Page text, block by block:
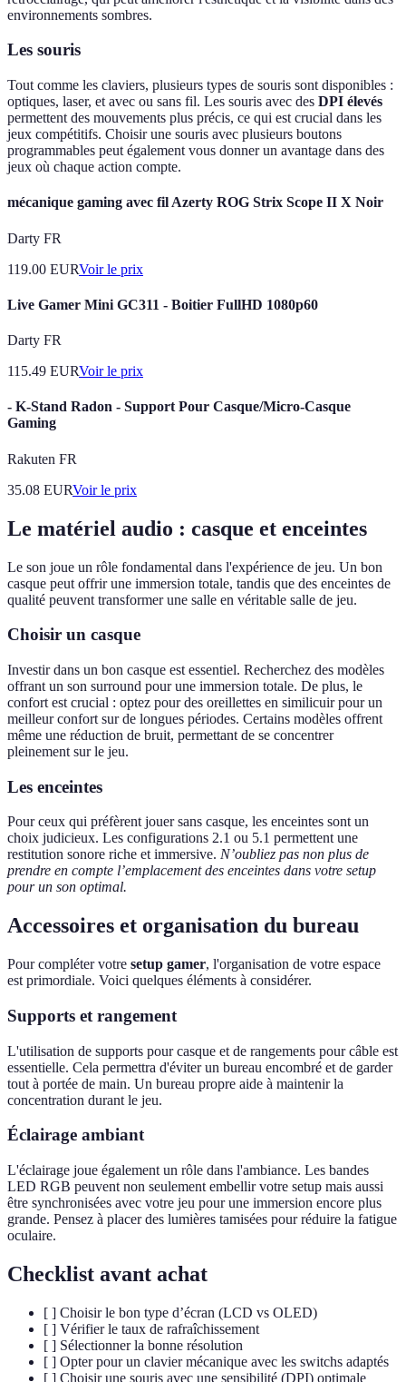
environnements sombres.
Les souris
Tout comme les claviers, plusieurs types de souris sont disponibles :
optiques, laser, et avec ou sans fil. Les souris avec des DPI élevés
permettent des mouvements plus précis, ce qui est crucial dans les
jeux compétitifs. Choisir une souris avec plusieurs boutons
programmables peut également vous donner un avantage dans des
jeux où chaque action compte.
mécanique gaming avec fil Azerty ROG Strix Scope II X Noir
Darty FR
119.00 EURVoir le prix
Live Gamer Mini GC311 - Boitier FullHD 1080p60
Darty FR
115.49 EURVoir le prix
- K-Stand Radon - Support Pour Casque/Micro-Casque
Gaming
Rakuten FR
35.08 EURVoir le prix
Le matériel audio : casque et enceintes
Le son joue un rôle fondamental dans l'expérience de jeu. Un bon
casque peut offrir une immersion totale, tandis que des enceintes de
qualité peuvent transformer une salle en véritable salle de jeu.
Choisir un casque
Investir dans un bon casque est essentiel. Recherchez des modèles
offrant un son surround pour une immersion totale. De plus, le
confort est crucial : optez pour des oreillettes en similicuir pour un
meilleur confort sur de longues périodes. Certains modèles offrent
même une réduction de bruit, permettant de se concentrer
pleinement sur le jeu.
Les enceintes
Pour ceux qui préfèrent jouer sans casque, les enceintes sont un
choix judicieux. Les configurations 2.1 ou 5.1 permettent une
restitution sonore riche et immersive. N’oubliez pas non plus de
prendre en compte l’emplacement des enceintes dans votre setup
pour un son optimal.
Accessoires et organisation du bureau
Pour compléter votre setup gamer, l'organisation de votre espace
est primordiale. Voici quelques éléments à considérer.
Supports et rangement
L'utilisation de supports pour casque et de rangements pour câble est
essentielle. Cela permettra d'éviter un bureau encombré et de garder
tout à portée de main. Un bureau propre aide à maintenir la
concentration durant le jeu.
Éclairage ambiant
L'éclairage joue également un rôle dans l'ambiance. Les bandes
LED RGB peuvent non seulement embellir votre setup mais aussi
être synchronisées avec votre jeu pour une immersion encore plus
grande. Pensez à placer des lumières tamisées pour réduire la fatigue
oculaire.
Checklist avant achat
[ ] Choisir le bon type d’écran (LCD vs OLED)
[ ] Vérifier le taux de rafraîchissement
[ ] Sélectionner la bonne résolution
[ ] Opter pour un clavier mécanique avec les switchs adaptés
[ ] Choisir une souris avec une sensibilité (DPI) optimale